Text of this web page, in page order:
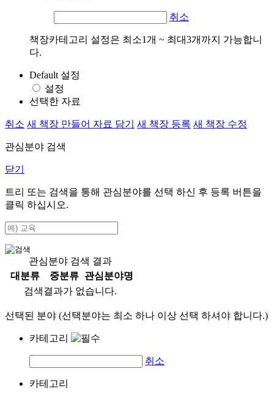
취소
책장카테고리 설정은 최소1개 ~ 최대3개까지 가능합니
다.
Default 설정
설정
선택한 자료
취소 새 책장 만들어 자료 담기 새 책장 등록 새 책장 수정
관심분야 검색
닫기
트리 또는 검색을 통해 관심분야를 선택 하신 후 등록 버튼을
클릭 하십시오.
관심분야 검색 결과
대분류
중분류
관심분야명
검색결과가 없습니다.
선택된 분야 (선택분야는 최소 하나 이상 선택 하셔야 합니다.)
카테고리
취소
카테고리